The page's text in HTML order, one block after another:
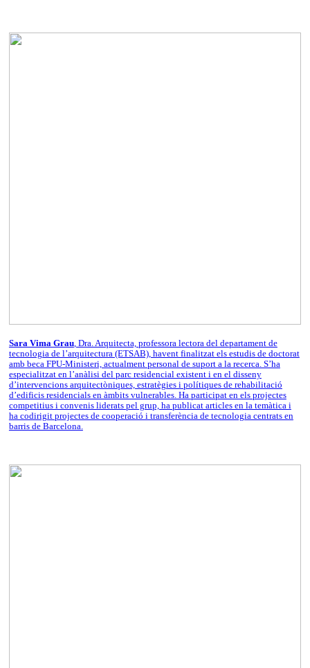
Sara Vima Grau, Dra. Arquitecta, professora lectora del departament de
tecnologia de l’arquitectura (ETSAB), havent finalitzat els estudis de doctorat
amb beca FPU-Ministeri, actualment personal de suport a la recerca. S’ha
especialitzat en l’anàlisi del parc residencial existent i en el disseny
d’intervencions arquitectòniques, estratègies i polítiques de rehabilitació
d’edificis residencials en àmbits vulnerables. Ha participat en els projectes
competitius i convenis liderats pel grup, ha publicat articles en la temàtica i
ha codirigit projectes de cooperació i transferència de tecnologia centrats en
barris de Barcelona.